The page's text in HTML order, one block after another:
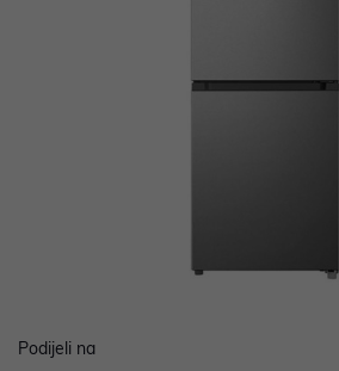
Podijeli na